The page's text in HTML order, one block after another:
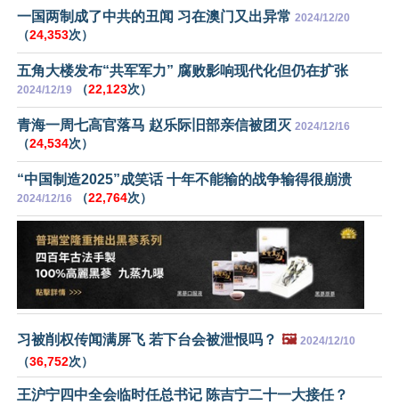
一国两制成了中共的丑闻 习在澳门又出异常 2024/12/20
（24,353次）
五角大楼发布“共军军力” 腐败影响现代化但仍在扩张
2024/12/19 （22,123次）
青海一周七高官落马 赵乐际旧部亲信被团灭 2024/12/16
（24,534次）
“中国制造2025”成笑话 十年不能输的战争输得很崩溃
2024/12/16 （22,764次）
习被削权传闻满屏飞 若下台会被泄恨吗？ 🖼️ 2024/12/10
（36,752次）
王沪宁四中全会临时任总书记 陈吉宁二十一大接任？